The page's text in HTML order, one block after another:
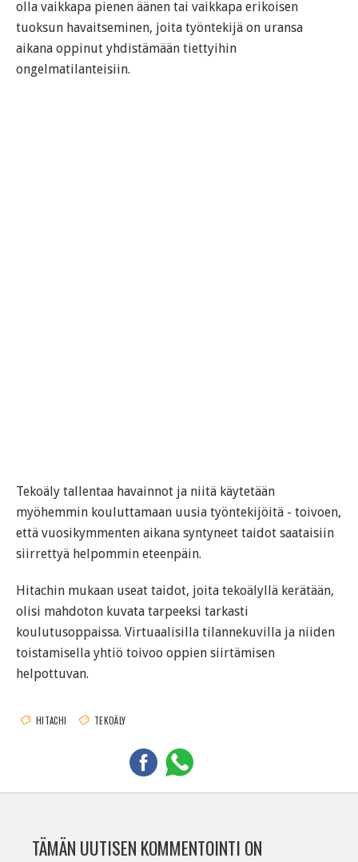
olla vaikkapa pienen äänen tai vaikkapa erikoisen
tuoksun havaitseminen, joita työntekijä on uransa
aikana oppinut yhdistämään tiettyihin
ongelmatilanteisiin.
Tekoäly tallentaa havainnot ja niitä käytetään
myöhemmin kouluttamaan uusia työntekijöitä - toivoen,
että vuosikymmenten aikana syntyneet taidot saataisiin
siirrettyä helpommin eteenpäin.
Hitachin mukaan useat taidot, joita tekoälyllä kerätään,
olisi mahdoton kuvata tarpeeksi tarkasti
koulutusoppaissa. Virtuaalisilla tilannekuvilla ja niiden
toistamisella yhtiö toivoo oppien siirtämisen
helpottuvan.
HITACHI TEKOÄLY
TÄMÄN UUTISEN KOMMENTOINTI ON